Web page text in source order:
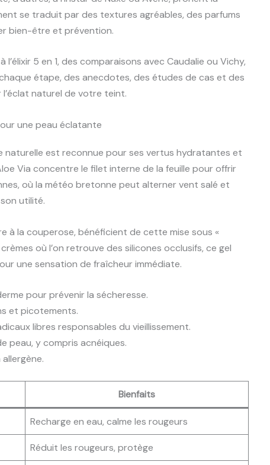
se traduit par des textures agréables, des parfums
bien-être et prévention.
l’élixir 5 en 1, des comparaisons avec Caudalie ou Vichy,
étape, des anecdotes, des études de cas et des
naturel de votre teint.
une peau éclatante
naturelle est reconnue pour ses vertus hydratantes et
Via concentre le filet interne de la feuille pour offrir
où la météo bretonne peut alterner vent salé et
utilité.
à la couperose, bénéficient de cette mise sous «
où l’on retrouve des silicones occlusifs, ce gel
une sensation de fraîcheur immédiate.
pour prévenir la sécheresse.
et picotements.
libres responsables du vieillissement.
peau, y compris acnéiques.
Bienfaits
Recharge en eau, calme les rougeurs
Réduit les rougeurs, protège